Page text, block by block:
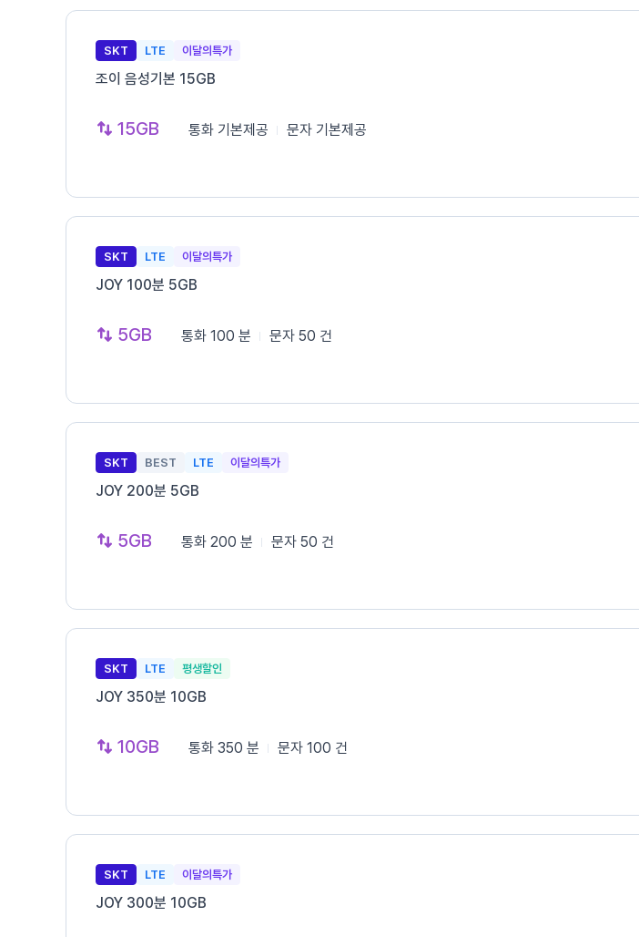
SKT LTE 이달의특가
조이 음성기본 15GB
15GB 통화 기본제공 문자 기본제공
SKT LTE 이달의특가
JOY 100분 5GB
5GB 통화 100 분 문자 50 건
SKT BEST LTE 이달의특가
JOY 200분 5GB
5GB 통화 200 분 문자 50 건
SKT LTE 평생할인
JOY 350분 10GB
10GB 통화 350 분 문자 100 건
SKT LTE 이달의특가
JOY 300분 10GB